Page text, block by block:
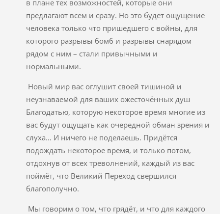
в плане тех возможностей, которые они
предлагают всем и сразу. Но это будет ощущение
человека только что пришедшего с войны, для
которого разрывы бомб и разрывы снарядом
рядом с ним – стали привычными и
нормальными.
Новый мир вас оглушит своей тишиной и
неузнаваемой для ваших ожесточённых душ
Благодатью, которую некоторое время многие из
вас будут ощущать как очередной обман зрения и
слуха… И ничего не поделаешь. Придётся
подождать некоторое время, и только потом,
отдохнув от всех треволнений, каждый из вас
поймёт, что Великий Переход свершился
благополучно.
Мы говорим о том, что грядёт, и что для каждого